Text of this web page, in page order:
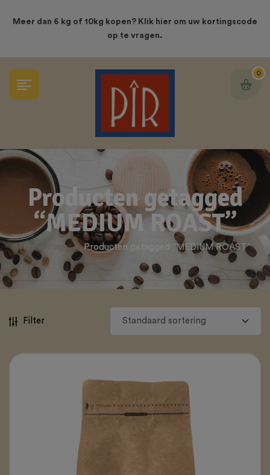
Meer dan 6 kg of 10kg kopen? Klik hier om uw kortingscode
op te vragen.
0
Producten getagged
“MEDIUM ROAST”
Home Page Producten getagged “MEDIUM ROAST”
Filter